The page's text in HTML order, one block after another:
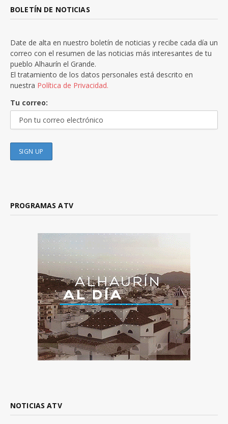
BOLETÍN DE NOTICIAS
Date de alta en nuestro boletín de noticias y recibe cada día un
correo con el resumen de las noticias más interesantes de tu
pueblo Alhaurín el Grande.
El tratamiento de los datos personales está descrito en
nuestra Política de Privacidad.
Tu correo:
PROGRAMAS ATV
NOTICIAS ATV